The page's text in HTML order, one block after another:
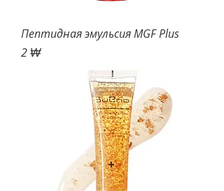
Пептидная эмульсия MGF Plus
Цена
2 ₩